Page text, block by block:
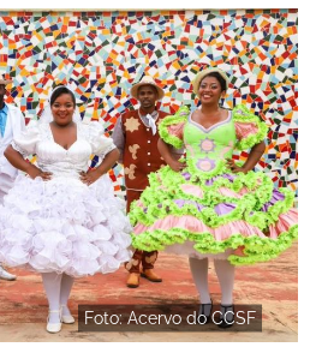
Foto: Acervo do CCSF